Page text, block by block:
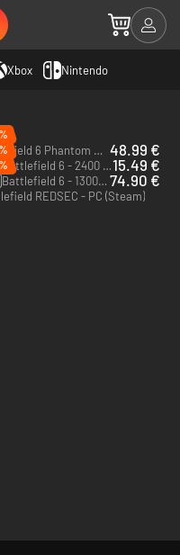
Xbox Nintendo
Battlefield 6 Phantom Edition - Xbox Series X|S 48.99 €
Battlefield 6 - 2400 BFC - Xbox Series X|S15.49 €
Battlefield 6 - 13000 BFC - Xbox Series X|S 74.90 €
REDSEC - PC (Steam)